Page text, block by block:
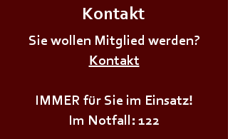
+++𝗦𝗜𝗥𝗘𝗡𝗘𝗡𝗔𝗟𝗔𝗥𝗠+++
Kontakt
Sie wollen Mitglied werden?
Kontakt
IMMER für Sie im Einsatz!
Im Notfall: 122